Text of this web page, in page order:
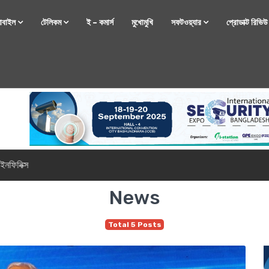
টেলিকম ই – কমার্স মুখোমুখি সফটওয়্যার প্রোডাক্ট রিভিউ
নিয়ে আসছে রিয়েলমি
News
Total 5 Posts